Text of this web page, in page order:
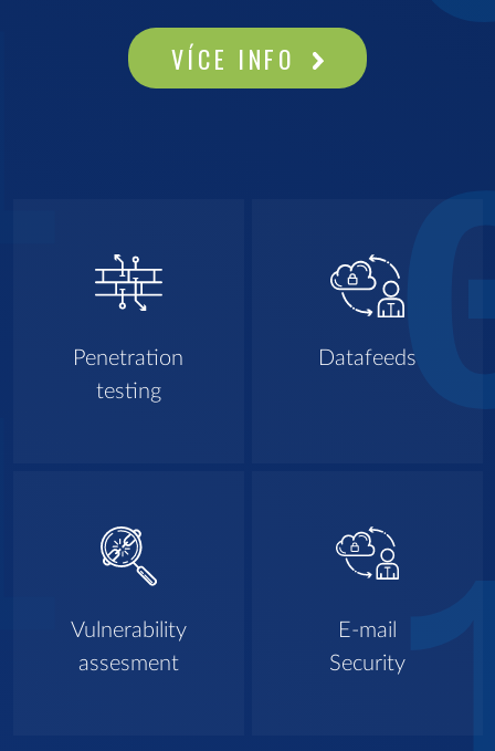
VÍCE INFO
Penetration
testing
Datafeeds
Vulnerability
assesment
E-mail
Security